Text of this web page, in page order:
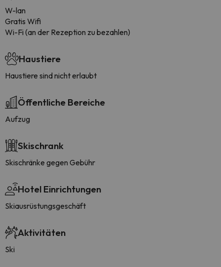
W-lan
Gratis Wifi
Wi-Fi (an der Rezeption zu bezahlen)
Haustiere
Haustiere sind nicht erlaubt
Öffentliche Bereiche
Aufzug
Skischrank
Skischränke gegen Gebühr
Hotel Einrichtungen
Skiausrüstungsgeschäft
Aktivitäten
Ski